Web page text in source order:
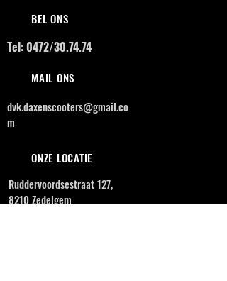
BEL ONS
Tel: 0472/30.74.74
MAIL ONS
dvk.daxenscooters@gmail.co
m
ONZE LOCATIE
Ruddervoordsestraat 127,
8210 Zedelgem